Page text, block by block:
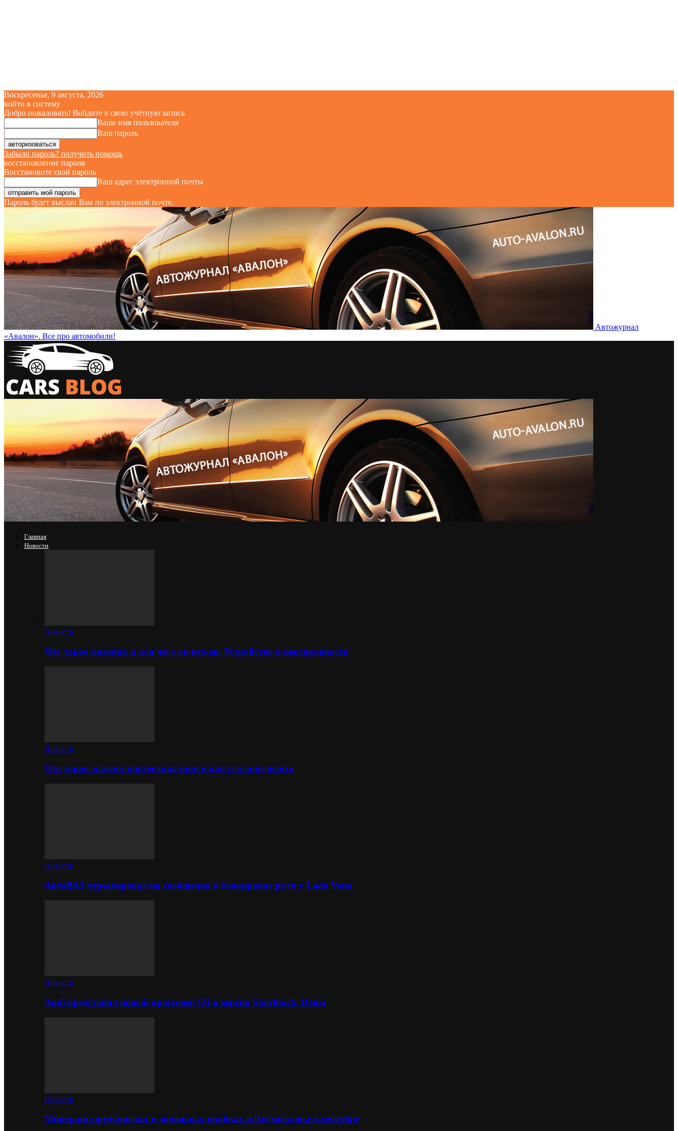
Воскресенье, 9 августа, 2026
войти в систему
Добро пожаловать! Войдите в свою учётную запись
Ваше имя пользователя
Ваш пароль
Забыли пароль? получить помощь
восстановление пароля
Восстановите свой пароль
Ваш адрес электронной почты
Пароль будет выслан Вам по электронной почте.
Автожурнал
«Авалон». Все про автомобили!
Главная
Новости
Новости
Что такое маховик и для чего он нужен. Устройство и неисправности
Новости
Что такое остаток протектора шин и как его определить
Новости
АвтоВАЗ отреагировал на сообщения о блокировке руля у Lada Vesta
Новости
Audi представил новый кроссовер Q3 в версии Sportback. Цены
Новости
Минтранс предупредил о дорожных пробках в Подмосковье в сентябре